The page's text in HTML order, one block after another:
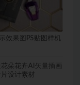
效果图PS贴图样机
朵花卉AI矢量插画
设计素材